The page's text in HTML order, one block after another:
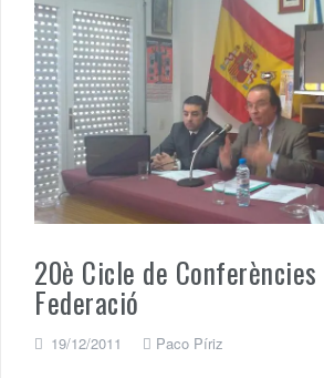
20è Cicle de
Federació
19/12/2011 Paco Píriz